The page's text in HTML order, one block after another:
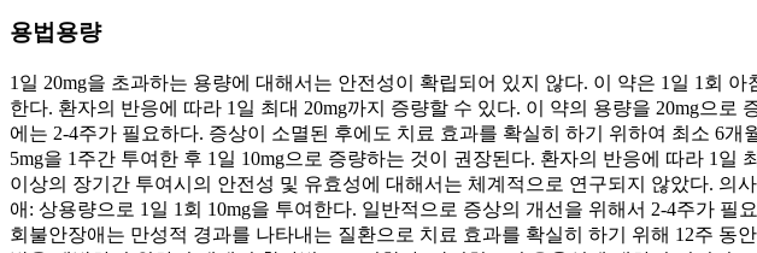
용법용량
1일 20mg을 초과하는 용량에 대해서는 안전성이 확립되어 있지 않다. 이 약은 1일 1회
한다. 환자의 반응에 따라 1일 최대 20mg까지 증량할 수 있다. 이 약의 용량을 20mg으
에는 2-4주가 필요하다. 증상이 소멸된 후에도 치료 효과를 확실히 하기 위하여 최소 6
5mg을 1주간 투여한 후 1일 10mg으로 증량하는 것이 권장된다. 환자의 반응에 따라 1
이상의 장기간 투여시의 안전성 및 유효성에 대해서는 체계적으로 연구되지 않았다.
애: 상용량으로 1일 1회 10mg을 투여한다. 일반적으로 증상의 개선을 위해서 2-4주가
회불안장애는 만성적 경과를 나타내는 질환으로 치료 효과를 확실히 하기 위해 12주